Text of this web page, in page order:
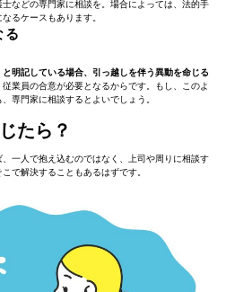
などの専門家に相談を。場合によっては、法的手
るケースもあります。
る
明記している場合、引っ越しを伴う異動を命じる
従業員の合意が必要となるからです。もし、このよ
専門家に相談するとよいでしょう。
たら？
一人で抱え込むのではなく、上司や周りに相談す
で解決することもあるはずです。